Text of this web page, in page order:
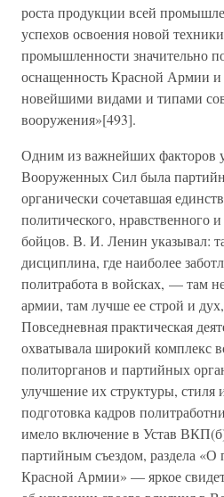
роста продукции всей
успехов освоения новой
промышленности значительно
оснащенность Красной Армии
новейшими видами и типами
вооружения»[493].
Одним из важнейших факторов
Вооруженных Сил была
органически сочетавшая
политического, нравственного
бойцов. В. И. Ленин указывал:
дисциплина, где наиболее
политработа в войсках, — там
армии, там лучше ее строй и
Повседневная практическая
охватывала широкий комплекс
политорганов и партийных
улучшение их структуры, стиля
подготовка кадров
имело включение в Устав
партийным съездом, раздела «О
Красной Армии» — яркое